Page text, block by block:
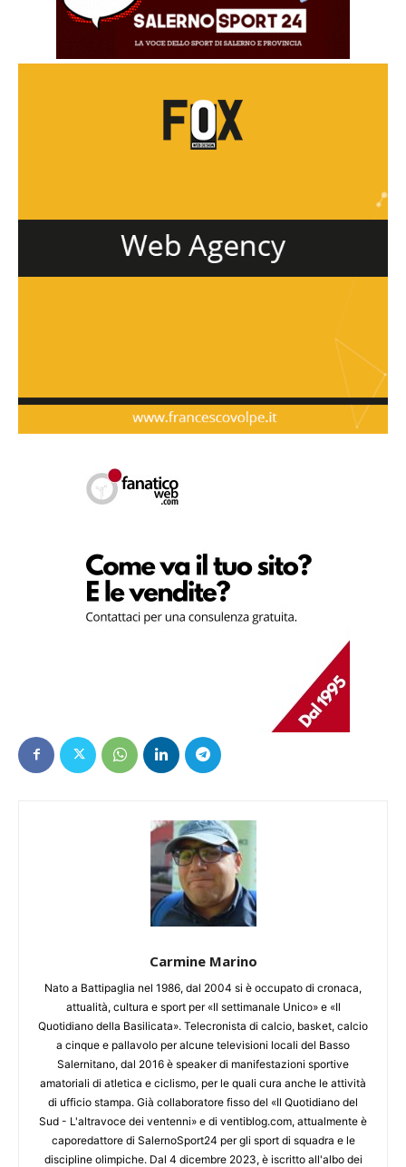
Carmine Marino
Nato a Battipaglia nel 1986, dal 2004 si è occupato di cronaca,
attualità, cultura e sport per «Il settimanale Unico» e «Il
Quotidiano della Basilicata». Telecronista di calcio, basket, calcio
a cinque e pallavolo per alcune televisioni locali del Basso
Salernitano, dal 2016 è speaker di manifestazioni sportive
amatoriali di atletica e ciclismo, per le quali cura anche le attività
di ufficio stampa. Già collaboratore fisso del «Il Quotidiano del
Sud - L'altravoce dei ventenni» e di ventiblog.com, attualmente è
caporedattore di SalernoSport24 per gli sport di squadra e le
discipline olimpiche. Dal 4 dicembre 2023, è iscritto all'albo dei